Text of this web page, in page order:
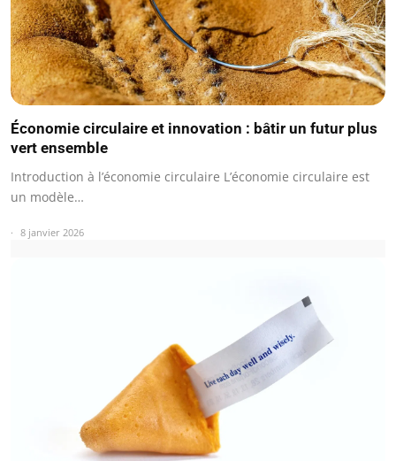
Économie circulaire et innovation : bâtir un futur plus
vert ensemble
Introduction à l’économie circulaire L’économie circulaire est
un modèle…
8 janvier 2026